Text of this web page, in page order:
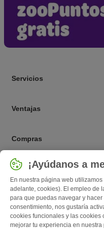
Servicios
Ventajas
Compras
Seleccionar país
España / ES
Follow zooplus
¡Ayúdanos a
En nuestra página web
adelante, cookies). El empleo de
para que puedas navegar y
consentimiento, nos gustaría
cookies funcionales y las cookies
mejorar tu experiencia en